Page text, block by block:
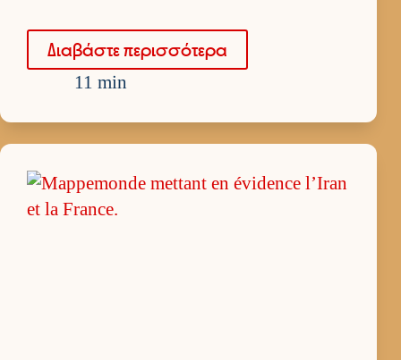
Δια­βάστε περισ­σότερα
11 min